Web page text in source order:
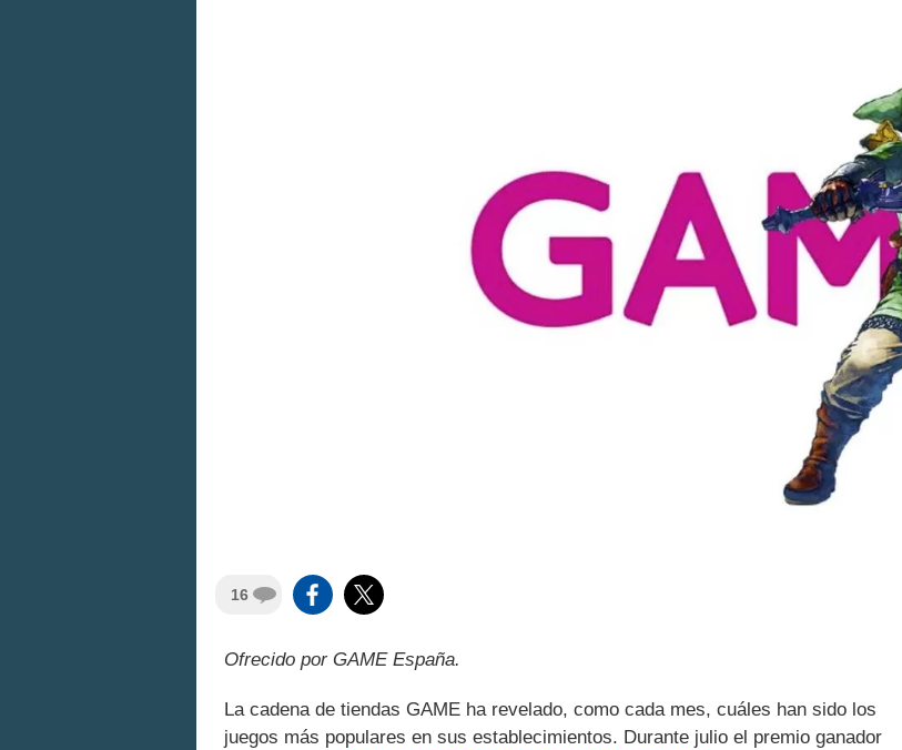
16
Ofrecido por GAME España.
La cadena de tiendas GAME ha revelado, como cada mes, cuáles han sido los
juegos más populares en sus establecimientos. Durante julio el premio ganador